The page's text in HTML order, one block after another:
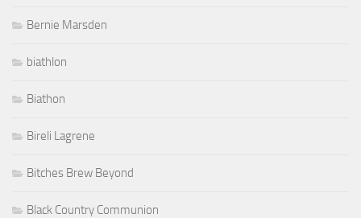
Bernie Marsden
biathlon
Biathon
Bireli Lagrene
Bitches Brew Beyond
Black Country Communion